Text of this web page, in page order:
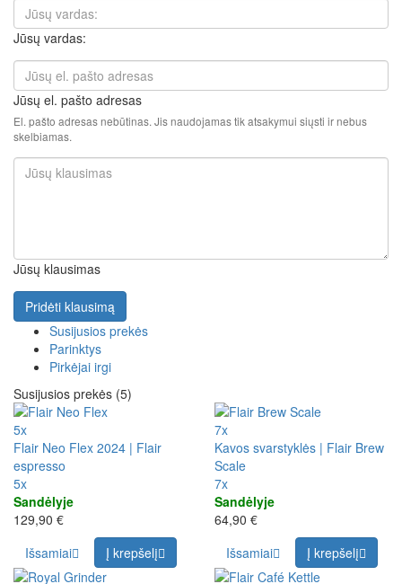
Jūsų vardas:
Jūsų el. pašto adresas
El. pašto adresas nebūtinas. Jis naudojamas tik atsakymui siųsti ir nebus
skelbiamas.
Jūsų klausimas
Pridėti klausimą
Susijusios prekės
Parinktys
Pirkėjai irgi
Susijusios prekės (5)
5x
Flair Neo Flex 2024 | Flair
espresso
5x
Sandėlyje
129,90 €
Išsamiai
Į krepšelį
7x
Kavos svarstyklės | Flair Brew
Scale
7x
Sandėlyje
64,90 €
Išsamiai
Į krepšelį